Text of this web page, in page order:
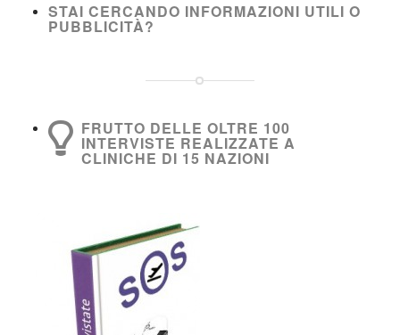
STAI CERCANDO INFORMAZIONI UTILI O
PUBBLICITÀ?
FRUTTO DELLE OLTRE 100
INTERVISTE REALIZZATE A
CLINICHE DI 15 NAZIONI